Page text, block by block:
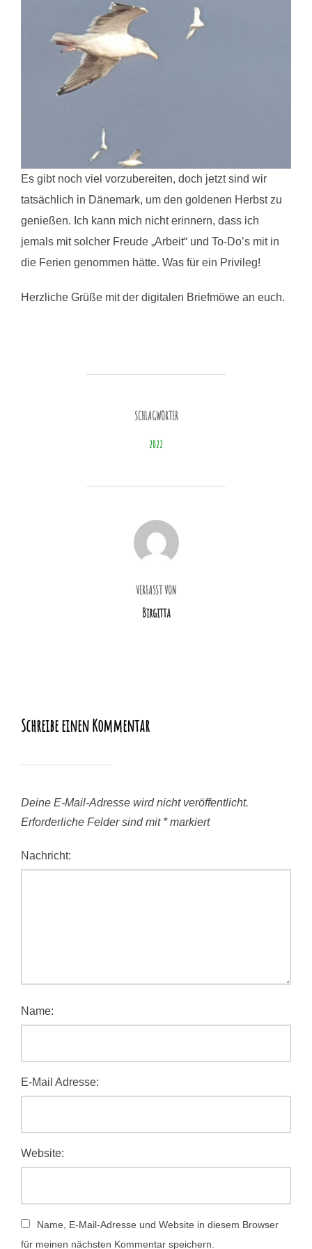
Es gibt noch viel vorzubereiten, doch jetzt sind wir
tatsächlich in Dänemark, um den goldenen Herbst zu
genießen. Ich kann mich nicht erinnern, dass ich
jemals mit solcher Freude „Arbeit“ und To-Do’s mit in
die Ferien genommen hätte. Was für ein Privileg!
Herzliche Grüße mit der digitalen Briefmöwe an euch.
SCHLAGWÖRTER
2022
BEITRAGSAUTOR
VERFASST VON
Birgitta
Schreibe einen Kommentar
Deine E-Mail-Adresse wird nicht veröffentlicht.
Erforderliche Felder sind mit *markiert
Nachricht:
Name:
E-Mail Adresse:
Website:
Name, E-Mail-Adresse und Website in diesem Browser
für meinen nächsten Kommentar speichern.